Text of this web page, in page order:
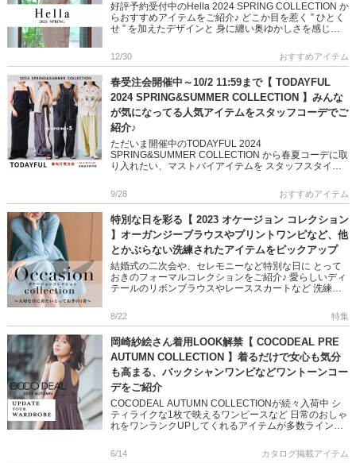
好評予約受付中のHella 2024 SPRING COLLECTION か
らおすすめアイテムをご紹介♪ どこか目を惹く ” ひとく
せ ” を加えたデザインと 身に纏い奥ゆかしさを感じる
12/30 おすすめアイテム
春受注会開催中～10/2 11:59まで【 TODAYFUL
2024 SPRING&SUMMER COLLECTION 】みんな
が気になってる人気アイテムをスタッフコーデでご
紹介♪
ただいま開催中のTODAYFUL 2024
SPRING&SUMMER COLLECTION から春夏コーデに取
り入れたい、マストバイアイテムを スタッフスタイリ
9/28 おすすめアイテム
特別な日を彩る【 2023 オケージョン コレクション
】オーガンジーブラウスやプリントワンピなど、他
とかぶらない洗練されたアイテムをピックアップ
結婚式の二次会や、セレモニーなど特別な日に とって
おきのフォーマルコレクションをご紹介♪ 愛らしいディ
テールのリボンブラウスやレーススカートなど 洗練さ
2023 オケージョ […]
8/22 特集
岡崎紗絵さん着用LOOK解禁【 COCODEAL PRE
AUTUMN COLLECTION 】着るだけで女心も気分
も高まる、バックシャンワンピなどワントーンコー
デをご紹介
COCODEAL AUTUMN COLLECTIONが続々入荷中 シ
ティライクな1枚で映えるワンピースなど 日常のおしゃ
れをワンランクUPしてくれるアイテムが多数ラインナ
[…]
6/14 カタログ掲載アイテム